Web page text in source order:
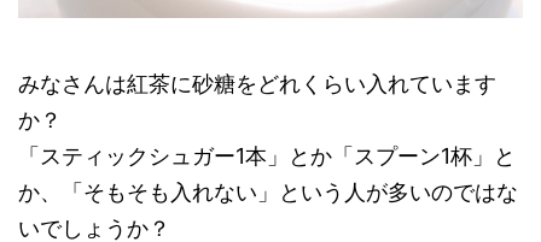
みなさんは紅茶に砂糖をどれくらい入れています
か？
「スティックシュガー1本」とか「スプーン1杯」と
か、「そもそも入れない」という人が多いのではな
いでしょうか？